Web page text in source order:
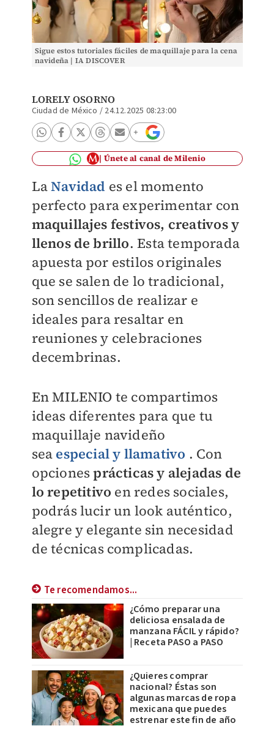
Sigue estos tutoriales fáciles de maquillaje para la cena
navideña | IA DISCOVER
LORELY OSORNO
Ciudad de México / 24.12.2025 08:23:00
Únete al canal de Milenio
LaNavidad es el momento
perfecto para experimentar con
maquillajes festivos, creativos y
llenos de brillo. Esta temporada
apuesta por estilos originales
que se salen de lo tradicional,
son sencillos de realizar e
ideales para resaltar en
reuniones y celebraciones
decembrinas.
EnMILENIO te compartimos
ideas diferentes para que tu
maquillaje navideño
sea especial y llamativo . Con
opcionesprácticas y alejadas de
lo repetitivo en redes sociales,
podrás lucir un look auténtico,
alegre y elegante sin necesidad
de técnicas complicadas.
Te recomendamos...
¿Cómo preparar una
deliciosa ensalada de
manzana FÁCIL y rápido?
| Receta PASO a PASO
¿Quieres comprar
nacional? Éstas son
algunas marcas de ropa
mexicana que puedes
estrenar este fin de año